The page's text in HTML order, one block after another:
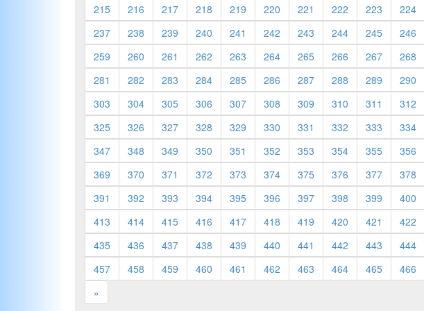
215 216 217 218 219 220 221 222 223 224
237
238 239 240 241 242 243 244 245 246
259
260 261 262 263 264 265 266 267 268
281
282 283 284 285 286 287 288 289 290
303
304 305 306 307 308 309 310 311 312
325
326 327 328 329 330 331 332 333 334
347
348 349 350 351 352 353 354 355 356
369
370 371 372 373 374 375 376 377 378
391
392 393 394 395 396 397 398 399 400
413
414 415 416 417 418 419 420 421 422
435
436 437 438 439 440 441 442 443 444
457
458 459 460 461 462 463 464 465 466
»